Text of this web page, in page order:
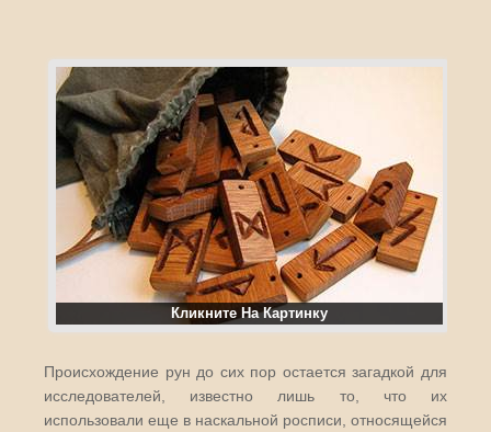
Кликните На Картинку
Происхождение рун до сих пор остается загадкой для
исследователей, известно лишь то, что их
использовали еще в наскальной росписи, относящейся